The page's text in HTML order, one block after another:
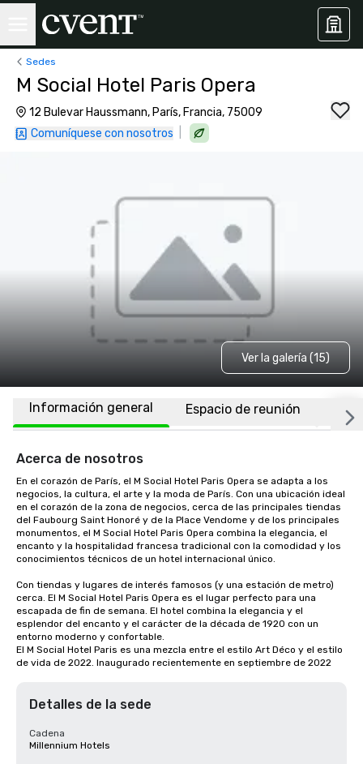
Sedes
M Social Hotel Paris Opera
12 Bulevar Haussmann, París, Francia, 75009
Comuníquese con nosotros
Ver la galería (15)
Información general Espacio de reunión
Acerca de nosotros
En el corazón de París, el M Social Hotel Paris Opera se adapta a los
negocios, la cultura, el arte y la moda de París. Con una ubicación ideal
en el corazón de la zona de negocios, cerca de las principales tiendas
del Faubourg Saint Honoré y de la Place Vendome y de los principales
monumentos, el M Social Hotel Paris Opera combina la elegancia, el
encanto y la hospitalidad francesa tradicional con la comodidad y los
conocimientos técnicos de un hotel internacional único.
Con tiendas y lugares de interés famosos (y una estación de metro)
cerca. El M Social Hotel Paris Opera es el lugar perfecto para una
escapada de fin de semana. El hotel combina la elegancia y el
esplendor del encanto y el carácter de la década de 1920 con un
entorno moderno y confortable.
El M Social Hotel Paris es una mezcla entre el estilo Art Déco y el estilo
de vida de 2022. Inaugurado recientemente en septiembre de 2022
Detalles de la sede
Cadena
Millennium Hotels